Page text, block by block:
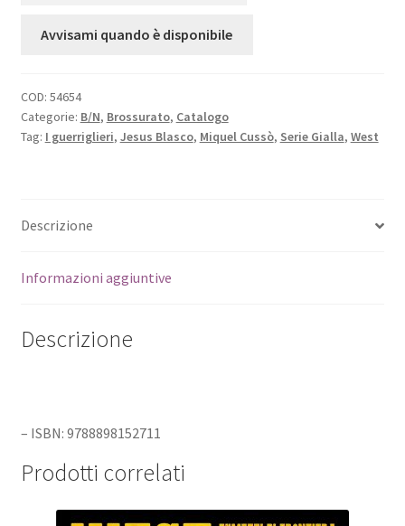
Avvisami quando è disponibile
COD: 54654
Categorie: B/N, Brossurato, Catalogo
Tag: I guerriglieri, Jesus Blasco, Miquel Cussò, Serie Gialla, West
Descrizione
Informazioni aggiuntive
Descrizione
– ISBN: 9788898152711
Prodotti correlati